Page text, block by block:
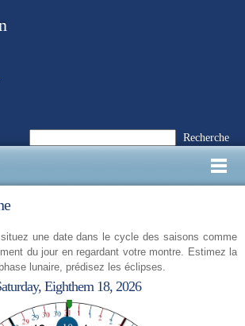
Recherche
une date dans le cycle des saisons comme
du jour en regardant votre montre. Estimez la
lunaire, prédisez les éclipses.
Eighthem 18, 2026